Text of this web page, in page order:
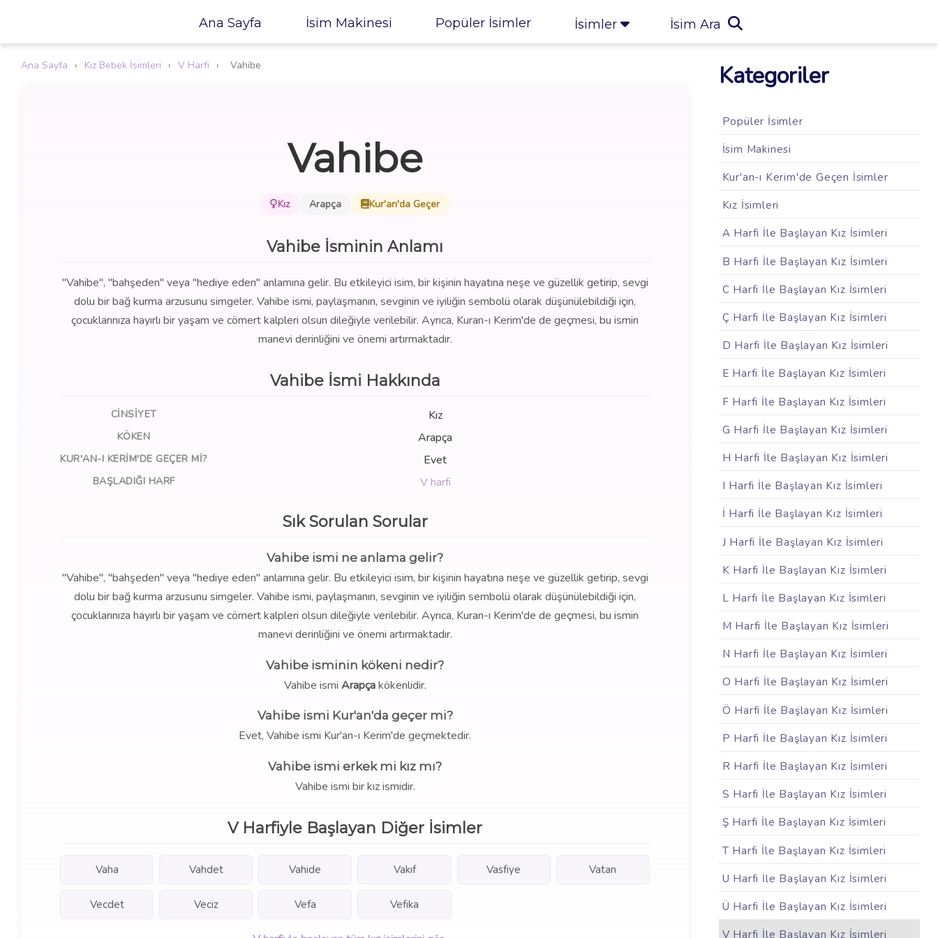
Ana Sayfa İsim Makinesi Popüler İsimler İsimler İsim Ara
Ana Sayfa › Kız Bebek İsimleri › V Harfi › Vahibe
Vahibe
Kız Arapça Kur'an'da Geçer
Vahibe İsminin Anlamı
"Vahibe", "bahşeden" veya "hediye eden" anlamına gelir. Bu etkileyici isim, bir kişinin hayatına neşe ve güzellik getirip, sevgi
dolu bir bağ kurma arzusunu simgeler. Vahibe ismi, paylaşmanın, sevginin ve iyiliğin sembolü olarak düşünülebildiği için,
çocuklarınıza hayırlı bir yaşam ve cömert kalpleri olsun dileğiyle verilebilir. Ayrıca, Kuran-ı Kerim'de de geçmesi, bu ismin
manevi derinliğini ve önemi artırmaktadır.
Vahibe İsmi Hakkında
CINSIYET Kız
KÖKEN Arapça
KUR'AN-I KERIM'DE GEÇER MI? Evet
BAŞLADIĞI HARF V harfi
Sık Sorulan Sorular
Vahibe ismi ne anlama gelir?
"Vahibe", "bahşeden" veya "hediye eden" anlamına gelir. Bu etkileyici isim, bir kişinin hayatına neşe ve güzellik getirip, sevgi
dolu bir bağ kurma arzusunu simgeler. Vahibe ismi, paylaşmanın, sevginin ve iyiliğin sembolü olarak düşünülebildiği için,
çocuklarınıza hayırlı bir yaşam ve cömert kalpleri olsun dileğiyle verilebilir. Ayrıca, Kuran-ı Kerim'de de geçmesi, bu ismin
manevi derinliğini ve önemi artırmaktadır.
Vahibe isminin kökeni nedir?
Vahibe ismi Arapçakökenlidir.
Vahibe ismi Kur'an'da geçer mi?
Evet, Vahibe ismi Kur'an-ı Kerim'de geçmektedir.
Vahibe ismi erkek mi kız mı?
Vahibe ismi bir kız ismidir.
V Harfiyle Başlayan Diğer İsimler
Vaha Vahdet Vahide Vakıf Vasfiye Vatan
Vecdet Veciz Vefa Vefika
Kategoriler
Popüler İsimler
İsim Makinesi
Kur'an-ı Kerim'de Geçen İsimler
Kız İsimleri
A Harfi İle Başlayan Kız İsimleri
B Harfi İle Başlayan Kız İsimleri
C Harfi İle Başlayan Kız İsimleri
Ç Harfi İle Başlayan Kız İsimleri
D Harfi İle Başlayan Kız İsimleri
E Harfi İle Başlayan Kız İsimleri
F Harfi İle Başlayan Kız İsimleri
G Harfi İle Başlayan Kız İsimleri
H Harfi İle Başlayan Kız İsimleri
I Harfi İle Başlayan Kız İsimleri
İ Harfi İle Başlayan Kız İsimleri
J Harfi İle Başlayan Kız İsimleri
K Harfi İle Başlayan Kız İsimleri
L Harfi İle Başlayan Kız İsimleri
M Harfi İle Başlayan Kız İsimleri
N Harfi İle Başlayan Kız İsimleri
O Harfi İle Başlayan Kız İsimleri
Ö Harfi İle Başlayan Kız İsimleri
P Harfi İle Başlayan Kız İsimleri
R Harfi İle Başlayan Kız İsimleri
S Harfi İle Başlayan Kız İsimleri
Ş Harfi İle Başlayan Kız İsimleri
T Harfi İle Başlayan Kız İsimleri
U Harfi İle Başlayan Kız İsimleri
Ü Harfi İle Başlayan Kız İsimleri
V Harfi İle Başlayan Kız İsimleri